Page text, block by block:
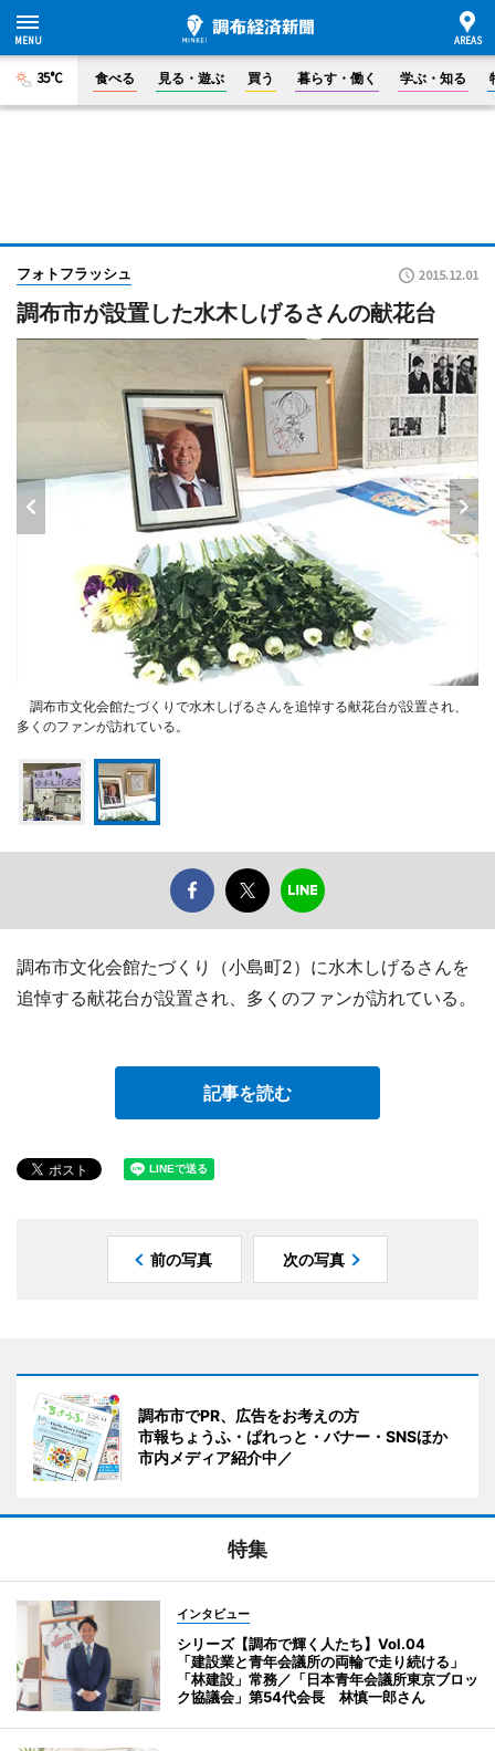
35°C 食べる 見る・遊ぶ 買う 暮らす・働く 学ぶ・知る
フォトフラッシュ 2015.12.01
調布市が設置した水木しげるさんの献花台
調布市文化会館たづくりで水木しげるさんを追悼する献花台が設置され、
多くのファンが訪れている。
調布市文化会館たづくり（小島町2）に水木しげるさんを
追悼する献花台が設置され、多くのファンが訪れている。
記事を読む
前の写真 次の写真
調布市でPR、広告をお考えの方
市報ちょうふ・ぱれっと・バナー・SNSほか
市内メディア紹介中／
特集
インタビュー
シリーズ【調布で輝く人たち】Vol.04
「建設業と青年会議所の両輪で走り続ける」
「林建設」常務／「日本青年会議所東京ブロッ
ク協議会」第54代会長 林慎一郎さん